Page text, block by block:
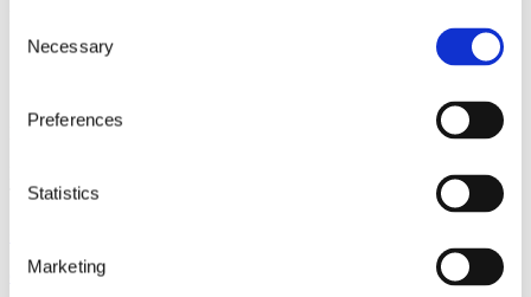
Selection
Necessary
Preferences
Statistics
Marketing
Mastervoice nv
Temse, Belgium
contact(at)mastervoice.eu